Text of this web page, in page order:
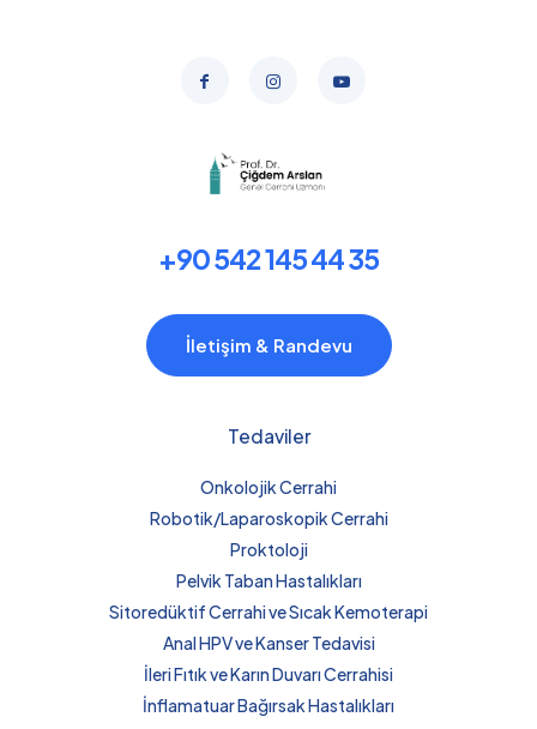
+90 542 145 44 35
İletişim & Randevu
Tedaviler
Onkolojik Cerrahi
Robotik/Laparoskopik Cerrahi
Proktoloji
Pelvik Taban Hastalıkları
Sitoredüktif Cerrahi ve Sıcak Kemoterapi
Anal HPV ve Kanser Tedavisi
İleri Fıtık ve Karın Duvarı Cerrahisi
İnflamatuar Bağırsak Hastalıkları